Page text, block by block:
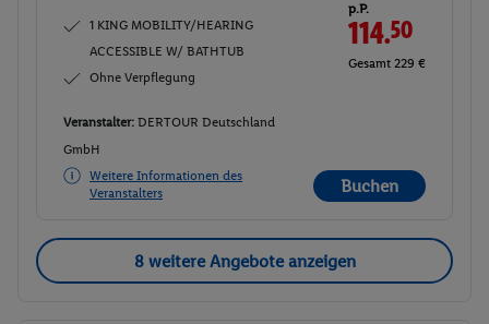
1 KING MOBILITY/HEARING
ACCESSIBLE W/ BATHTUB
Ohne Verpflegung
p.P.
114.50
Gesamt 229 €
Veranstalter: DERTOUR Deutschland
GmbH
Weitere Informationen des
Veranstalters
Buchen
8 weitere Angebote anzeigen